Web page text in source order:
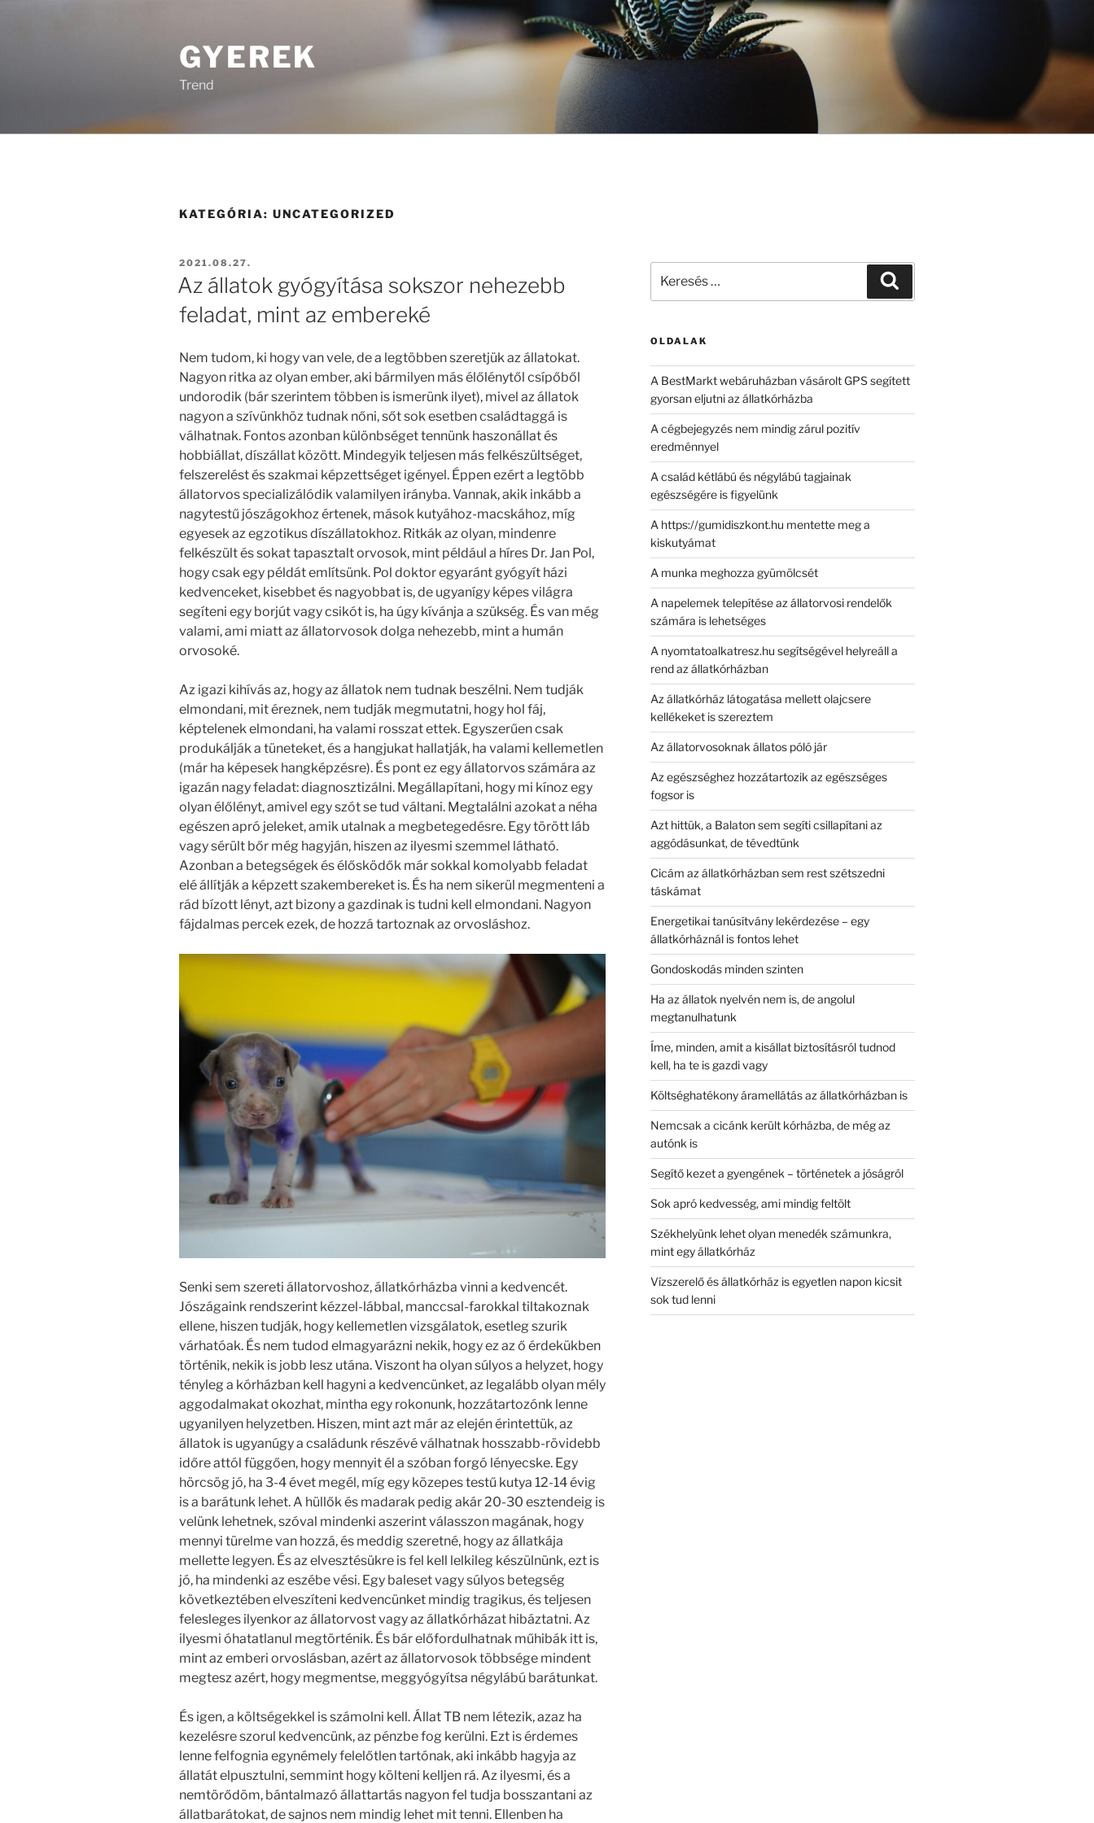
GYEREK
Trend
KATEGÓRIA: UNCATEGORIZED
BEKÜLDVE:
2021.08.27.
Az állatok gyógyítása sokszor nehezebb
feladat, mint az embereké
Nem tudom, ki hogy van vele, de a legtöbben szeretjük az állatokat.
Nagyon ritka az olyan ember, aki bármilyen más élőlénytől csípőből
undorodik (bár szerintem többen is ismerünk ilyet), mivel az állatok
nagyon a szívünkhöz tudnak nőni, sőt sok esetben családtaggá is
válhatnak. Fontos azonban különbséget tennünk haszonállat és
hobbiállat, díszállat között. Mindegyik teljesen más felkészültséget,
felszerelést és szakmai képzettséget igényel. Éppen ezért a legtöbb
állatorvos specializálódik valamilyen irányba. Vannak, akik inkább a
nagytestű jószágokhoz értenek, mások kutyához-macskához, míg
egyesek az egzotikus díszállatokhoz. Ritkák az olyan, mindenre
felkészült és sokat tapasztalt orvosok, mint például a híres Dr. Jan Pol,
hogy csak egy példát említsünk. Pol doktor egyaránt gyógyít házi
kedvenceket, kisebbet és nagyobbat is, de ugyanígy képes világra
segíteni egy borjút vagy csikót is, ha úgy kívánja a szükség. És van még
valami, ami miatt az állatorvosok dolga nehezebb, mint a humán
orvosoké.
Az igazi kihívás az, hogy az állatok nem tudnak beszélni. Nem tudják
elmondani, mit éreznek, nem tudják megmutatni, hogy hol fáj,
képtelenek elmondani, ha valami rosszat ettek. Egyszerűen csak
produkálják a tüneteket, és a hangjukat hallatják, ha valami kellemetlen
(már ha képesek hangképzésre). És pont ez egy állatorvos számára az
igazán nagy feladat: diagnosztizálni. Megállapítani, hogy mi kínoz egy
olyan élőlényt, amivel egy szót se tud váltani. Megtalálni azokat a néha
egészen apró jeleket, amik utalnak a megbetegedésre. Egy törött láb
vagy sérült bőr még hagyján, hiszen az ilyesmi szemmel látható.
Azonban a betegségek és élősködők már sokkal komolyabb feladat
elé állítják a képzett szakembereket is. És ha nem sikerül megmenteni a
rád bízott lényt, azt bizony a gazdinak is tudni kell elmondani. Nagyon
fájdalmas percek ezek, de hozzá tartoznak az orvosláshoz.
Senki sem szereti állatorvoshoz, állatkórházba vinni a kedvencét.
Jószágaink rendszerint kézzel-lábbal, manccsal-farokkal tiltakoznak
ellene, hiszen tudják, hogy kellemetlen vizsgálatok, esetleg szurik
várhatóak. És nem tudod elmagyarázni nekik, hogy ez az ő érdekükben
történik, nekik is jobb lesz utána. Viszont ha olyan súlyos a helyzet, hogy
tényleg a kórházban kell hagyni a kedvencünket, az legalább olyan mély
aggodalmakat okozhat, mintha egy rokonunk, hozzátartozónk lenne
ugyanilyen helyzetben. Hiszen, mint azt már az elején érintettük, az
állatok is ugyanúgy a családunk részévé válhatnak hosszabb-rövidebb
időre attól függően, hogy mennyit él a szóban forgó lényecske. Egy
hörcsög jó, ha 3-4 évet megél, míg egy közepes testű kutya 12-14 évig
is a barátunk lehet. A hüllők és madarak pedig akár 20-30 esztendeig is
velünk lehetnek, szóval mindenki aszerint válasszon magának, hogy
mennyi türelme van hozzá, és meddig szeretné, hogy az állatkája
mellette legyen. És az elvesztésükre is fel kell lelkileg készülnünk, ezt is
jó, ha mindenki az eszébe vési. Egy baleset vagy súlyos betegség
következtében elveszíteni kedvencünket mindig tragikus, és teljesen
felesleges ilyenkor az állatorvost vagy az állatkórházat hibáztatni. Az
ilyesmi óhatatlanul megtörténik. És bár előfordulhatnak műhibák itt is,
mint az emberi orvoslásban, azért az állatorvosok többsége mindent
megtesz azért, hogy megmentse, meggyógyítsa négylábú barátunkat.
És igen, a költségekkel is számolni kell. Állat TB nem létezik, azaz ha
kezelésre szorul kedvencünk, az pénzbe fog kerülni. Ezt is érdemes
lenne felfognia egynémely felelőtlen tartónak, aki inkább hagyja az
állatát elpusztulni, semmint hogy költeni kelljen rá. Az ilyesmi, és a
nemtörődöm, bántalmazó állattartás nagyon fel tudja bosszantani az
állatbarátokat, de sajnos nem mindig lehet mit tenni. Ellenben ha
következő
OLDALAK
A BestMarkt webáruházban vásárolt GPS segített
gyorsan eljutni az állatkórházba
A cégbejegyzés nem mindig zárul pozitív
eredménnyel
A család kétlábú és négylábú tagjainak
egészségére is figyelünk
A https://gumidiszkont.hu mentette meg a
kiskutyámat
A munka meghozza gyümölcsét
A napelemek telepítése az állatorvosi rendelők
számára is lehetséges
A nyomtatoalkatresz.hu segítségével helyreáll a
rend az állatkórházban
Az állatkórház látogatása mellett olajcsere
kellékeket is szereztem
Az állatorvosoknak állatos póló jár
Az egészséghez hozzátartozik az egészséges
fogsor is
Azt hittük, a Balaton sem segíti csillapítani az
aggódásunkat, de tévedtünk
Cicám az állatkórházban sem rest szétszedni
táskámat
Energetikai tanúsítvány lekérdezése – egy
állatkórháznál is fontos lehet
Gondoskodás minden szinten
Ha az állatok nyelvén nem is, de angolul
megtanulhatunk
Íme, minden, amit a kisállat biztosításról tudnod
kell, ha te is gazdi vagy
Költséghatékony áramellátás az állatkórházban is
Nemcsak a cicánk került kórházba, de még az
autónk is
Segítő kezet a gyengének – történetek a jóságról
Sok apró kedvesség, ami mindig feltölt
Székhelyünk lehet olyan menedék számunkra,
mint egy állatkórház
Vízszerelő és állatkórház is egyetlen napon kicsit
sok tud lenni